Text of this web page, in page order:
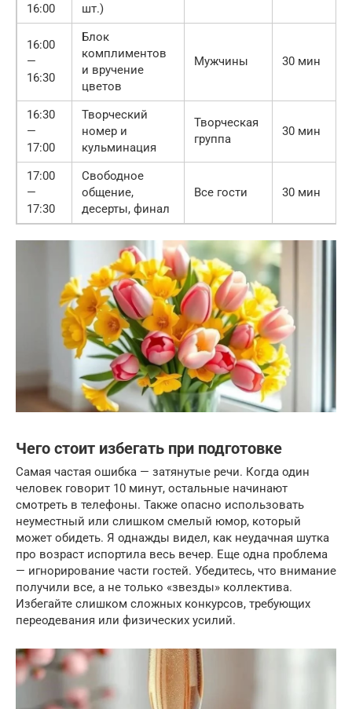
16:00
шт.)
16:00
—
16:30
Блок
комплиментов
и вручение
цветов
Мужчины 30 мин
16:30
—
17:00
Творческий
номер и
кульминация
Творческая
группа
30 мин
17:00
—
17:30
Свободное
общение,
десерты, финал
Все гости 30 мин
Чего стоит избегать при подготовке
Самая частая ошибка — затянутые речи. Когда один
человек говорит 10 минут, остальные начинают
смотреть в телефоны. Также опасно использовать
неуместный или слишком смелый юмор, который
может обидеть. Я однажды видел, как неудачная шутка
про возраст испортила весь вечер. Еще одна проблема
— игнорирование части гостей. Убедитесь, что внимание
получили все, а не только «звезды» коллектива.
Избегайте слишком сложных конкурсов, требующих
переодевания или физических усилий.